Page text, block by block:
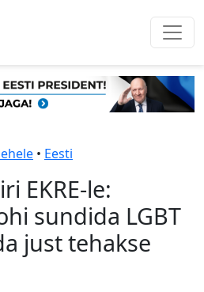
• Eesti
EKRE-le:
sundida LGBT
just tehakse